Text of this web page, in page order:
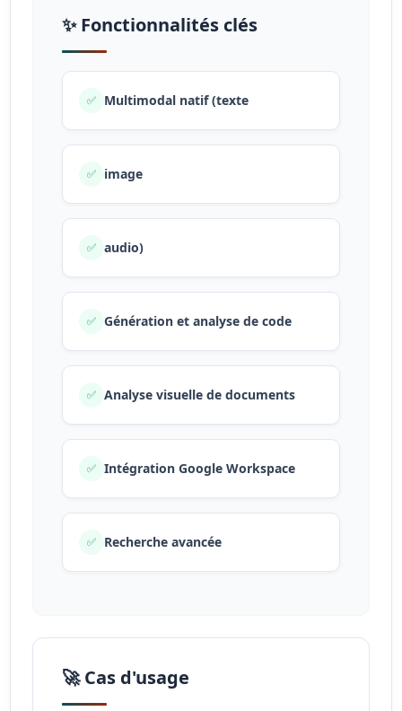
✨ Fonctionnalités clés
✅ Multimodal natif (texte
✅ image
✅ audio)
✅ Génération et analyse de code
✅ Analyse visuelle de documents
✅ Intégration Google Workspace
✅ Recherche avancée
🚀 Cas d'usage